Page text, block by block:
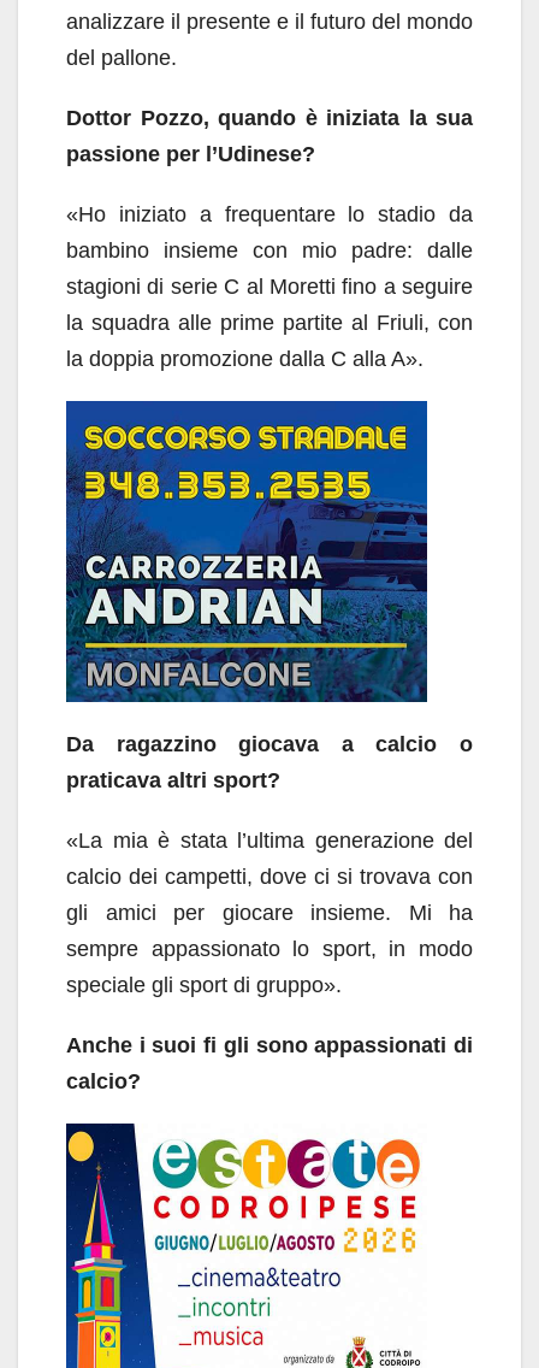
analizzare il presente e il futuro del mondo
del pallone.
Dottor Pozzo, quando è iniziata la sua
passione per l’Udinese?
«Ho iniziato a frequentare lo stadio da
bambino insieme con mio padre: dalle
stagioni di serie C al Moretti fino a seguire
la squadra alle prime partite al Friuli, con
la doppia promozione dalla C alla A».
Da ragazzino giocava a calcio o
praticava altri sport?
«La mia è stata l’ultima generazione del
calcio dei campetti, dove ci si trovava con
gli amici per giocare insieme. Mi ha
sempre appassionato lo sport, in modo
speciale gli sport di gruppo».
Anche i suoi fi gli sono appassionati di
calcio?